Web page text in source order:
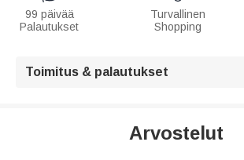
99 päivää
Palautukset
Turvallinen
Shopping
Toimitus & palautukset
Arvostelut